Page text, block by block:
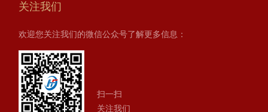
关注我们
欢迎您关注我们的微信公众号了解更多信息：
扫一扫
关注我们